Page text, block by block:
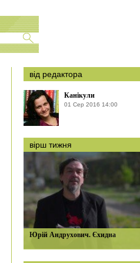
від редактора
Канікули
01 Сер 2016 14:00
вірш тижня
Юрій Андрухович. Єхидна